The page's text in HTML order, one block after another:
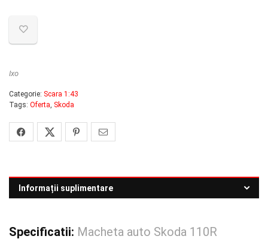
Ixo
Categorie: Scara 1:43
Tags: Oferta, Skoda
Informații suplimentare
Specificatii: Macheta auto Skoda 110R